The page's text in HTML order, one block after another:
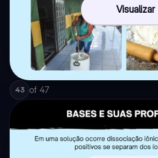
Visualizar
43 of 47